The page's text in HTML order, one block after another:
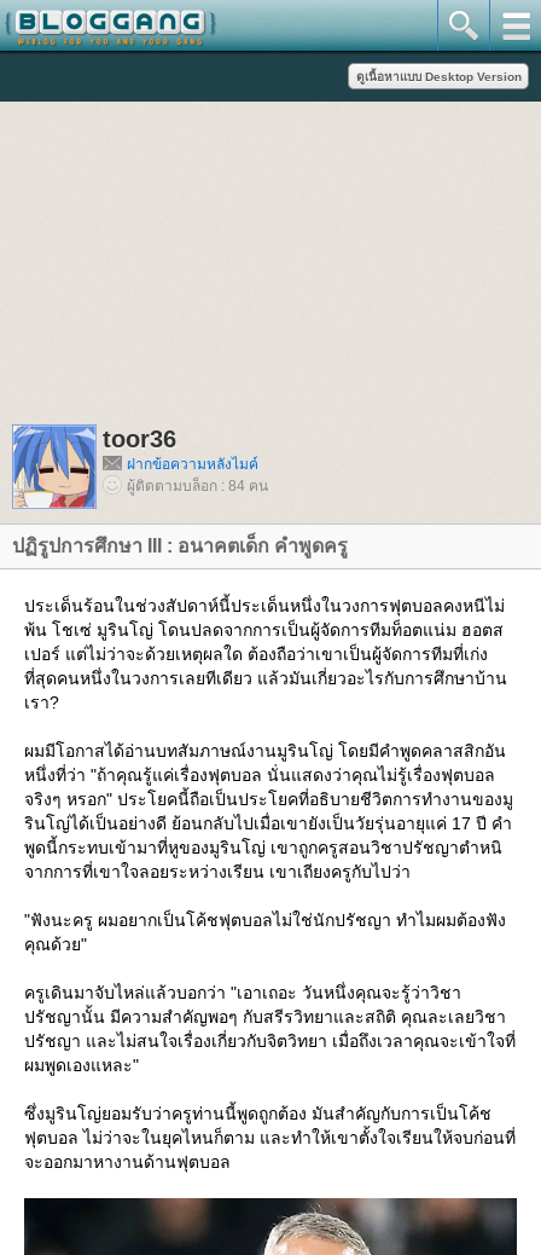
toor36
ฝากข้อความหลังไมค์
ผู้ติดตามบล็อก : 84 คน
ปฏิรูปการศึกษา III : อนาคตเด็ก คำพูดครู
ประเด็นร้อนในช่วงสัปดาห์นี้ประเด็นหนึ่งในวงการฟุตบอลคงหนีไม่
พ้น โชเซ่ มูรินโญ่ โดนปลดจากการเป็นผู้จัดการทีมท็อตแน่ม ฮอตส
เปอร์ แต่ไม่ว่าจะด้วยเหตุผลใด ต้องถือว่าเขาเป็นผู้จัดการทีมที่เก่ง
ที่สุดคนหนึ่งในวงการเลยทีเดียว แล้วมันเกี่ยวอะไรกับการศึกษาบ้าน
เรา?
ผมมีโอกาสได้อ่านบทสัมภาษณ์งานมูรินโญ่ โดยมีคำพูดคลาสสิกอัน
หนึ่งที่ว่า "ถ้าคุณรู้แค่เรื่องฟุตบอล นั่นแสดงว่าคุณไม่รู้เรื่องฟุตบอล
จริงๆ หรอก" ประโยคนี้ถือเป็นประโยคที่อธิบายชีวิตการทำงานของมู
รินโญ่ได้เป็นอย่างดี ย้อนกลับไปเมื่อเขายังเป็นวัยรุ่นอายุแค่ 17 ปี คำ
พูดนี้กระทบเข้ามาที่หูของมูรินโญ่ เขาถูกครูสอนวิชาปรัชญาตำหนิ
จากการที่เขาใจลอยระหว่างเรียน เขาเถียงครูกับไปว่า
"ฟังนะครู ผมอยากเป็นโค้ชฟุตบอลไม่ใช่นักปรัชญา ทำไมผมต้องฟัง
คุณด้วย"
ครูเดินมาจับไหล่แล้วบอกว่า "เอาเถอะ วันหนึ่งคุณจะรู้ว่าวิชา
ปรัชญานั้น มีความสำคัญพอๆ กับสรีรวิทยาและสถิติ คุณละเลยวิชา
ปรัชญา และไม่สนใจเรื่องเกี่ยวกับจิตวิทยา เมื่อถึงเวลาคุณจะเข้าใจที่
ผมพูดเองแหละ"
ซึ่งมูรินโญ่ยอมรับว่าครูท่านนี้พูดถูกต้อง มันสำคัญกับการเป็นโค้ช
ฟุตบอล ไม่ว่าจะในยุคไหนก็ตาม และทำให้เขาตั้งใจเรียนให้จบก่อนที่
จะออกมาหางานด้านฟุตบอล